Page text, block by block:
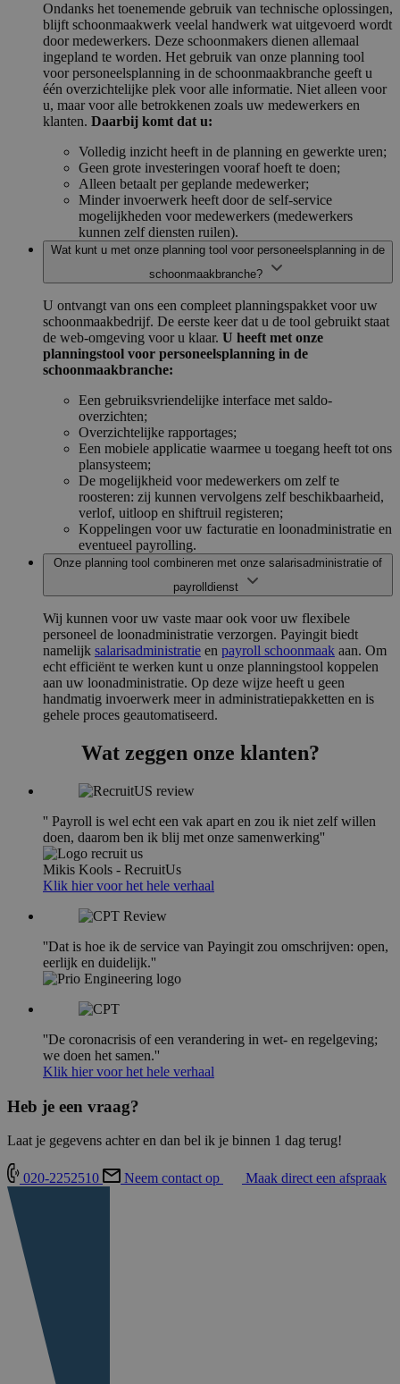
Ondanks het toenemende gebruik van technische oplossingen,
blijft schoonmaakwerk veelal handwerk wat uitgevoerd wordt
door medewerkers. Deze schoonmakers dienen allemaal
ingepland te worden. Het gebruik van onze planning tool
voor personeelsplanning in de schoonmaakbranche geeft u
één overzichtelijke plek voor alle informatie. Niet alleen voor
u, maar voor alle betrokkenen zoals uw medewerkers en
klanten. Daarbij komt dat u:
Volledig inzicht heeft in de planning en gewerkte uren;
Geen grote investeringen vooraf hoeft te doen;
Alleen betaalt per geplande medewerker;
Minder invoerwerk heeft door de self-service
mogelijkheden voor medewerkers (medewerkers
kunnen zelf diensten ruilen).
Wat kunt u met onze planning tool voor personeelsplanning in de
schoonmaakbranche?
U ontvangt van ons een compleet planningspakket voor uw
schoonmaakbedrijf. De eerste keer dat u de tool gebruikt staat
de web-omgeving voor u klaar. U heeft met onze
planningstool voor personeelsplanning in de
schoonmaakbranche:
Een gebruiksvriendelijke interface met saldo-
overzichten;
Overzichtelijke rapportages;
Een mobiele applicatie waarmee u toegang heeft tot ons
plansysteem;
De mogelijkheid voor medewerkers om zelf te
roosteren: zij kunnen vervolgens zelf beschikbaarheid,
verlof, uitloop en shiftruil registeren;
Koppelingen voor uw facturatie en loonadministratie en
eventueel payrolling.
Onze planning tool combineren met onze salarisadministratie of
payrolldienst
Wij kunnen voor uw vaste maar ook voor uw flexibele
personeel de loonadministratie verzorgen. Payingit biedt
namelijk salarisadministratie en payroll schoonmaak aan. Om
echt efficiënt te werken kunt u onze planningstool koppelen
aan uw loonadministratie. Op deze wijze heeft u geen
handmatig invoerwerk meer in administratiepakketten en is
gehele proces geautomatiseerd.
Wat zeggen onze klanten?
'' Payroll is wel echt een vak apart en zou ik niet zelf willen
doen, daarom ben ik blij met onze samenwerking''
Mikis Kools - RecruitUs
Klik hier voor het hele verhaal
''Dat is hoe ik de service van Payingit zou omschrijven: open,
eerlijk en duidelijk.''
''De coronacrisis of een verandering in wet- en regelgeving;
we doen het samen.''
Klik hier voor het hele verhaal
Heb je een vraag?
Laat je gegevens achter en dan bel ik je binnen 1 dag terug!
020-2252510 Neem contact op Maak direct een afspraak